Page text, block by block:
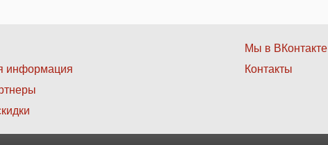
информация
Нижнее
меню
Мы в ВКонтакте
Контакты